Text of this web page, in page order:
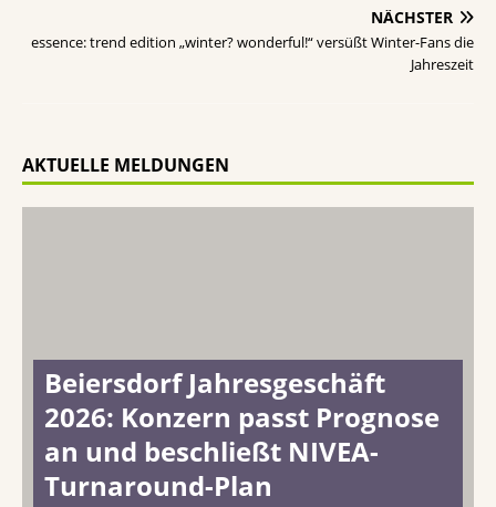
NÄCHSTER
essence: trend edition „winter? wonderful!“ versüßt Winter-Fans die
Jahreszeit
AKTUELLE MELDUNGEN
Beiersdorf Jahresgeschäft
2026: Konzern passt Prognose
an und beschließt NIVEA-
Turnaround-Plan